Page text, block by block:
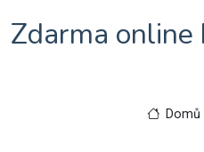
Zdarma online
Domů